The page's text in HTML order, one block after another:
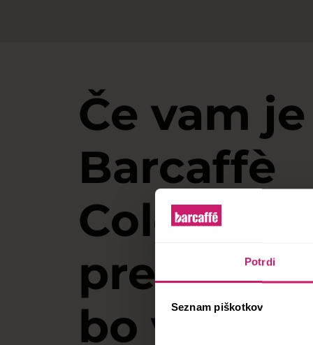
Potrdi
Seznam piškotkov
Če vam
Barcaffè
Colombia,
bo všeč